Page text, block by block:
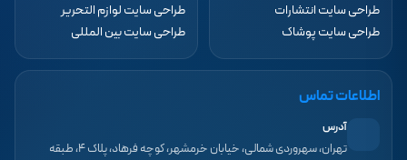
طراحی سایت انتشارات
طراحی سایت پوشاک
طراحی سایت لوازم التحریر
طراحی سایت بین المللی
اطلاعات تماس
آدرس
تهران، سهروردی شمالی، خیابان خرمشهر، کوچه فرهاد، پلاک ۴، طبقه